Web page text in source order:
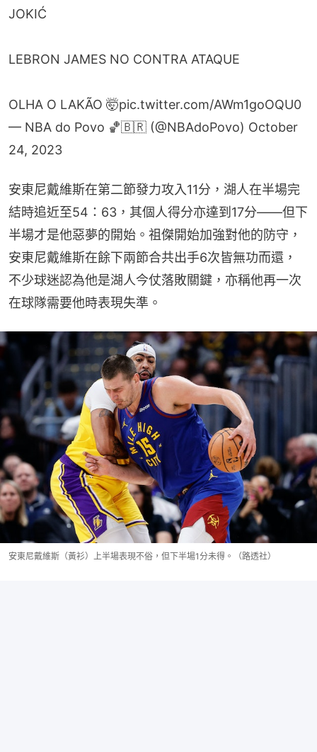
JOKIĆ
LEBRON JAMES NO CONTRA ATAQUE
OLHA O LAKÃO 🤯pic.twitter.com/AWm1goOQU0
— NBA do Povo 🏀🇧🇷 (@NBAdoPovo) October
24, 2023
安東尼戴維斯在第二節發力攻入11分，湖人在半場完
結時追近至54：63，其個人得分亦達到17分——但下
半場才是他惡夢的開始。祖傑開始加強對他的防守，
安東尼戴維斯在餘下兩節合共出手6次皆無功而還，
不少球迷認為他是湖人今仗落敗關鍵，亦稱他再一次
在球隊需要他時表現失準。
安東尼戴維斯（黃衫）上半場表現不俗，但下半場1分未得。（路透社）